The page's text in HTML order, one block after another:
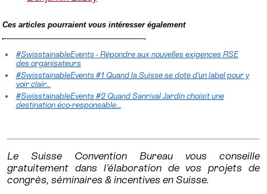
Ces articles pourraient vous intéresser également
#SwisstainableEvents - Répondre aux nouvelles exigences RSE
des organisateurs
#SwisstainableEvents #1 Quand la Suisse se dote d’un label pour y
voir clair…
#SwisstainableEvents #2 Quand Sanrival Jardin choisit une
destination éco-responsable…
Le Suisse Convention Bureau vous conseille
gratuitement dans l'élaboration de vos projets de
congrès, séminaires & incentives en Suisse.